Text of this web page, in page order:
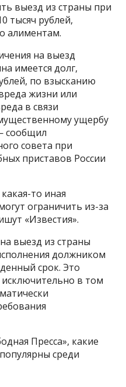
выезд из страны при
тысяч рублей,
алиментам.
на выезд
имеется долг,
по взысканию
жизни или
в связи
ущербу
сообщил
совета при
приставов России
то иная
ограничить из-за
«Известия».
выезд из страны
должником
срок. Это
в том
Пресса», какие
среди